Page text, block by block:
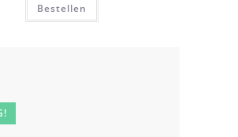
Bestellen